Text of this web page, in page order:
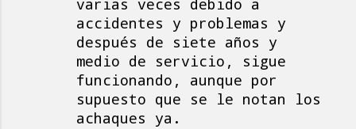
varias veces debido a
accidentes y problemas y
después de siete años y
medio de servicio, sigue
funcionando, aunque por
supuesto que se le notan los
achaques ya.